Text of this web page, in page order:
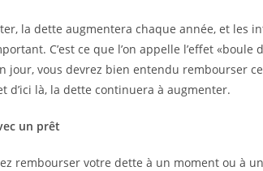
la dette augmentera chaque année, et les
C’est ce que l’on appelle l’effet «boule
jour, vous devrez bien entendu rembourser
d’ici là, la dette continuera à augmenter.
un prêt
rembourser votre dette à un moment ou à